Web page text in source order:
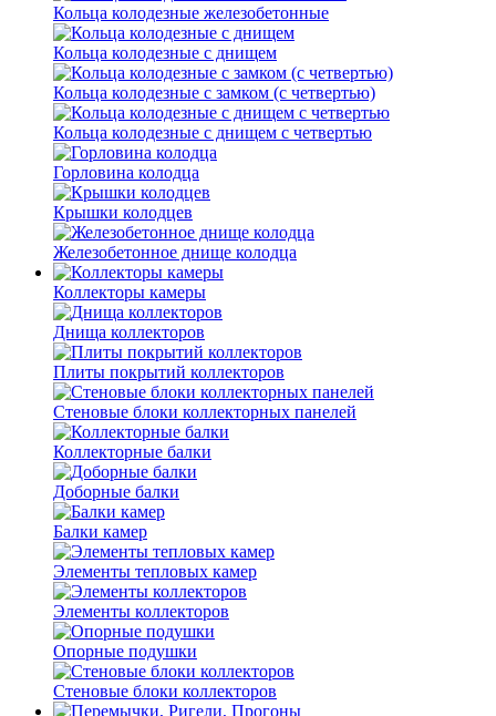
Кольца колодезные железобетонные
Кольца колодезные с днищем
Кольца колодезные с замком (с четвертью)
Кольца колодезные с днищем с четвертью
Горловина колодца
Крышки колодцев
Железобетонное днище колодца
Коллекторы камеры
Днища коллекторов
Плиты покрытий коллекторов
Стеновые блоки коллекторных панелей
Коллекторные балки
Доборные балки
Балки камер
Элементы тепловых камер
Элементы коллекторов
Опорные подушки
Стеновые блоки коллекторов